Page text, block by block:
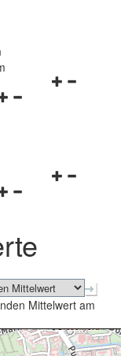
Mittelwert am